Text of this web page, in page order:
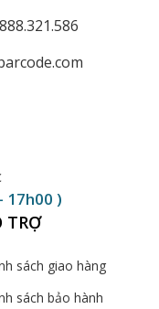
17h00 )
TRỢ
sách giao hàng
sách bảo hành